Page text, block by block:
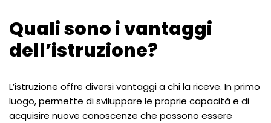
Quali sono i vantaggi
dell’istruzione?
L’istruzione offre diversi vantaggi a chi la riceve. In primo
luogo, permette di sviluppare le proprie capacità e di
acquisire nuove conoscenze che possono essere